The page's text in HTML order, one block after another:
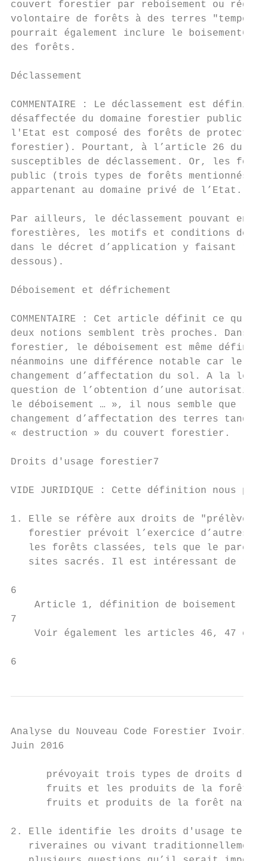
couvert forestier par reboisement ou
volontaire de forêts à des terres
pourrait également inclure le boisement6
des forêts.
Déclassement
COMMENTAIRE : Le déclassement est
désaffectée du domaine forestier public
l'Etat est composé des forêts de
forestier). Pourtant, à l’article 26 du
susceptibles de déclassement. Or, les
public (trois types de forêts mentionnés
appartenant au domaine privé de l’Etat.
Par ailleurs, le déclassement pouvant
forestières, les motifs et conditions de
dans le décret d’application y faisant
dessous).
Déboisement et défrichement
COMMENTAIRE : Cet article définit ce
deux notions semblent très proches.
forestier, le déboisement est même
néanmoins une différence notable car le
changement d’affectation du sol. A la
question de l’obtention d’une
le déboisement … », il nous semble que
changement d’affectation des terres
« destruction » du couvert forestier.
Droits d'usage forestier7
VIDE JURIDIQUE : Cette définition nous
1. Elle se réfère aux droits de
forestier prévoit l’exercice d’autres
les forêts classées, tels que le
sites sacrés. Il est intéressant de
6
Article 1, définition de boisement :
7
Voir également les articles 46, 47 et
6
Analyse du Nouveau Code Forestier Ivoirien
Juin 2016
prévoyait trois types de droits
fruits et les produits de la forêt
fruits et produits de la forêt
2. Elle identifie les droits d'usage tels
riveraines ou vivant